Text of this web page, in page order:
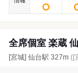
全席個室 楽蔵
[宮城] 仙台駅 327m ([